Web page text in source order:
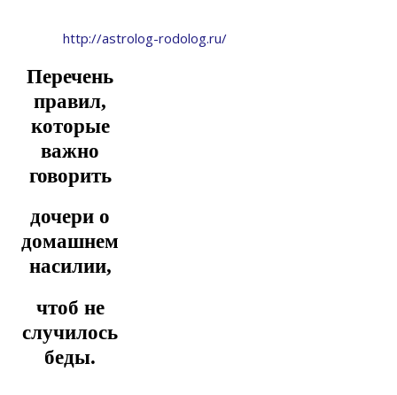
http://astrolog-rodolog.ru/
Перечень
правил,
которые
важно
говорить
дочери о
домашнем
насилии,
чтоб не
случилось
беды.